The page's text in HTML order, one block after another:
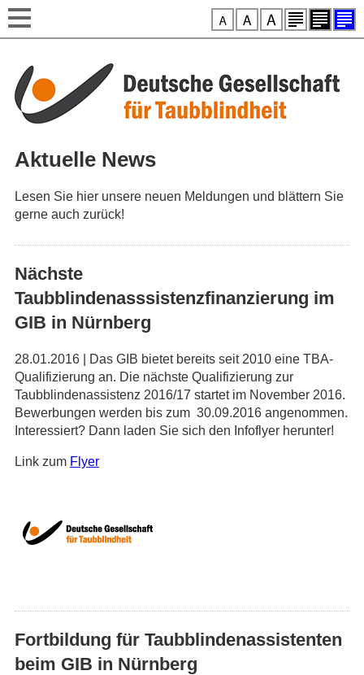
Direkt zum Inhalt
Style-Switcher
Aktuelle News
Lesen Sie hier unsere neuen Meldungen und blättern Sie
gerne auch zurück!
Nächste
Taubblindenasssistenzfinanzierung im
GIB in Nürnberg
28.01.2016 | Das GIB bietet bereits seit 2010 eine TBA-
Qualifizierung an. Die nächste Qualifizierung zur
Taubblindenassistenz 2016/17 startet im November 2016.
Bewerbungen werden bis zum 30.09.2016 angenommen.
Interessiert? Dann laden Sie sich den Infoflyer herunter!
Link zum Flyer
Fortbildung für Taubblindenassistenten
beim GIB in Nürnberg